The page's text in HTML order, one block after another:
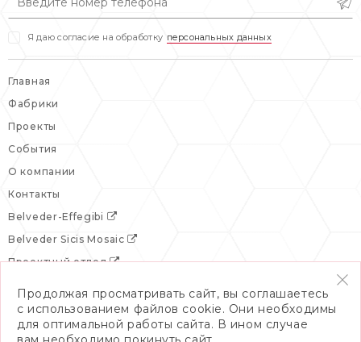
Я даю согласие на обработку персональных данных
Главная
Фабрики
Проекты
События
О компании
Контакты
Belveder-Effegibi
Belveder Sicis Mosaic
Проектный отдел
Продолжая просматривать сайт, вы соглашаетесь
с использованием файлов cookie. Они необходимы
для оптимальной работы сайта. В ином случае